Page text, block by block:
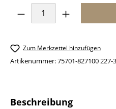
Produkt Anzahl:
Zum Merkzettel hinzufügen
Artikenummer:75701-827100 227-
Beschreibung